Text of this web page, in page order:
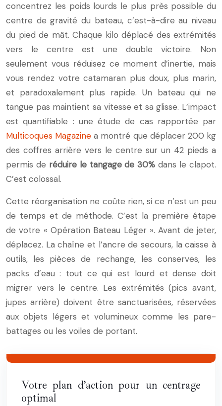
concentrez les poids lourds le plus près possible du
centre de gravité du bateau, c’est-à-dire au niveau
du pied de mât. Chaque kilo déplacé des extrémités
vers le centre est une double victoire. Non
seulement vous réduisez ce moment d’inertie, mais
vous rendez votre catamaran plus doux, plus marin,
et paradoxalement plus rapide. Un bateau qui ne
tangue pas maintient sa vitesse et sa glisse. L’impact
est quantifiable : une étude de cas rapportée par
Multicoques Magazine a montré que déplacer 200 kg
des coffres arrière vers le centre sur un 42 pieds a
permis de réduire le tangage de 30% dans le clapot.
C’est colossal.
Cette réorganisation ne coûte rien, si ce n’est un peu
de temps et de méthode. C’est la première étape
de votre « Opération Bateau Léger ». Avant de jeter,
déplacez. La chaîne et l’ancre de secours, la caisse à
outils, les pièces de rechange, les conserves, les
packs d’eau : tout ce qui est lourd et dense doit
migrer vers le centre. Les extrémités (pics avant,
jupes arrière) doivent être sanctuarisées, réservées
aux objets légers et volumineux comme les pare-
battages ou les voiles de portant.
Votre plan d’action pour un centrage
optimal